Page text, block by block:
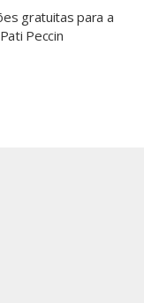
gratuitas para a
Peccin